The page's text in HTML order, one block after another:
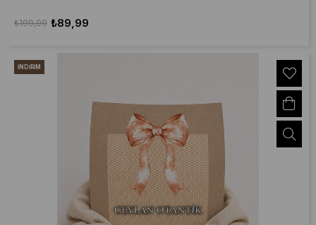
₺89,99
₺199,99
İNDIRIM